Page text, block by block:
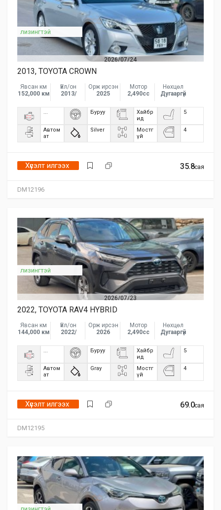
2026/07/24
DM12196
лизингтэй
2013, TOYOTA CROWN
Явсан км
152,000 км
Үйл/он
2013/
Орж ирсэн
2025
Мотор
2,490сс
Нөхцөл
Дугааргүй
... Буруу
Хайбр
ид
5
Автом
ат
Silver
Мостг
үй
4
35.8сая
Хүсэлт илгээх
2026/07/23
DM12195
лизингтэй
2022, TOYOTA RAV4 HYBRID
Явсан км
144,000 км
Үйл/он
2022/
Орж ирсэн
2026
Мотор
2,490сс
Нөхцөл
Дугааргүй
... Буруу
Хайбр
ид
5
Автом
ат
Gray
Мостг
үй
4
69.0сая
Хүсэлт илгээх